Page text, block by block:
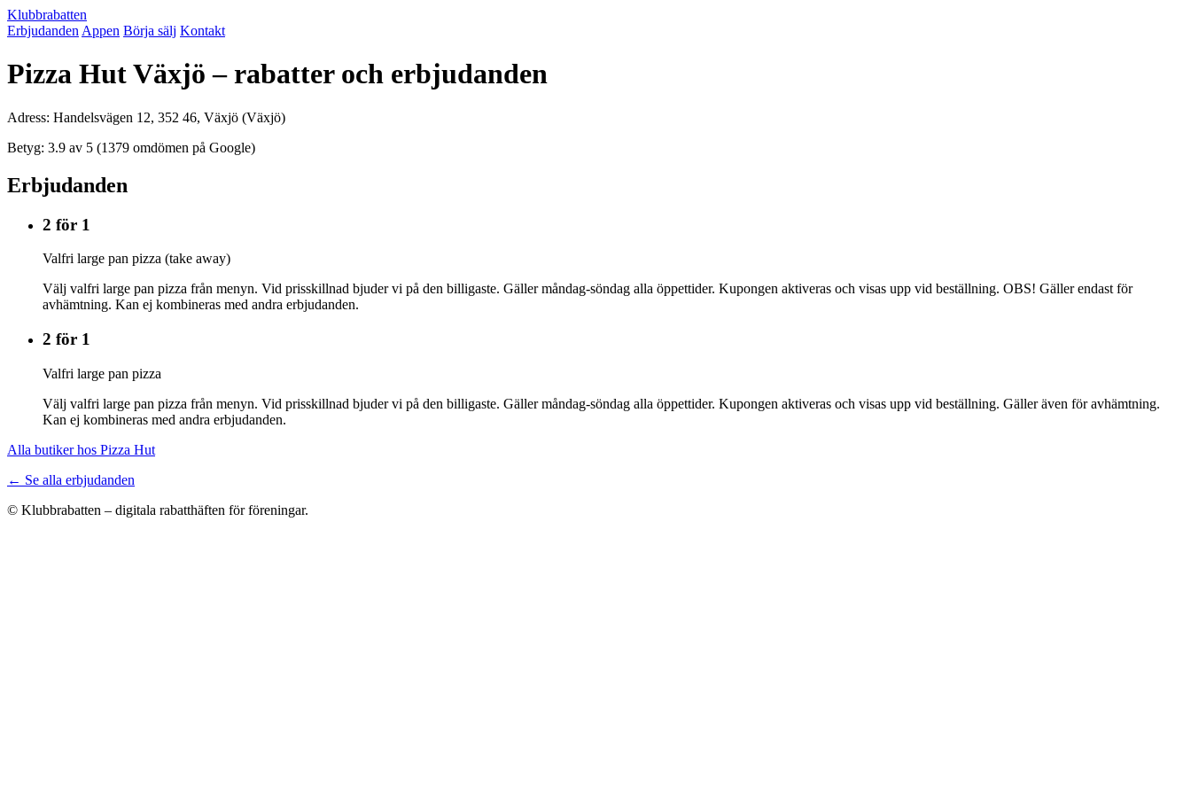
Klubbrabatten
Erbjudanden Appen Börja sälj Kontakt
Pizza Hut Växjö – rabatter och erbjudanden
Adress: Handelsvägen 12, 352 46, Växjö (Växjö)
Betyg: 3.9 av 5 (1379 omdömen på Google)
Erbjudanden
2 för 1
Valfri large pan pizza (take away)
Välj valfri large pan pizza från menyn. Vid prisskillnad bjuder vi på den billigaste. Gäller måndag-söndag alla öppettider. Kupongen aktiveras och visas upp vid beställning. OBS! Gäller endast för
avhämtning. Kan ej kombineras med andra erbjudanden.
2 för 1
Valfri large pan pizza
Välj valfri large pan pizza från menyn. Vid prisskillnad bjuder vi på den billigaste. Gäller måndag-söndag alla öppettider. Kupongen aktiveras och visas upp vid beställning. Gäller även för avhämtning.
Kan ej kombineras med andra erbjudanden.
Alla butiker hos Pizza Hut
← Se alla erbjudanden
© Klubbrabatten – digitala rabatthäften för föreningar.